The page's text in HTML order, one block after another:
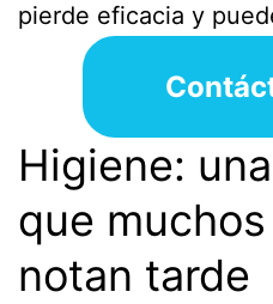
pierde eficacia y
Higiene:
que
notan tarde